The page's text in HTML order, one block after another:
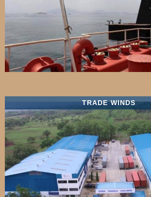
TRADE WINDS